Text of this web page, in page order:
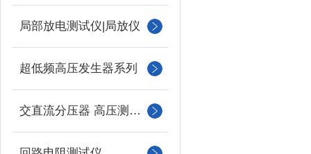
局部放电测试仪|局放仪
超低频高压发生器系列
交直流分压器 高压测量仪